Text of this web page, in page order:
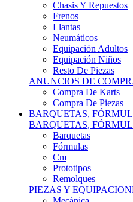
Chasis Y Repuestos
Frenos
Llantas
Neumáticos
Equipación Adultos
Equipación Niños
Resto De Piezas
ANUNCIOS DE
Compra De Karts
Compra De Piezas
BARQUETAS,
BARQUETAS,
Barquetas
Fórmulas
Cm
Prototipos
Remolques
PIEZAS Y